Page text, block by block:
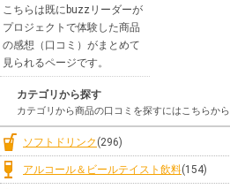
こちらは既にbuzzリーダーが
プロジェクトで体験した商品
の感想（口コミ）がまとめて
見られるページです。
カテゴリから探す
カテゴリから商品の口コミを探すにはこちらから
ソフトドリンク (296)
アルコール＆ビールテイスト飲料(154)